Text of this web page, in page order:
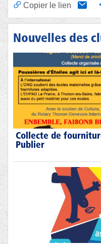
Copier le lien
Nouvelles des
Collecte de
Publier